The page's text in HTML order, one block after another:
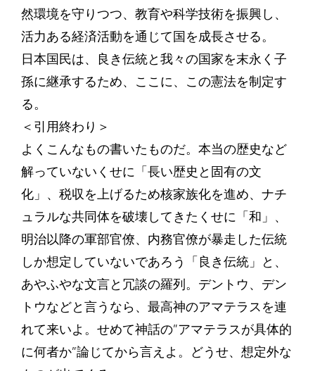
然環境を守りつつ、教育や科学技術を振興し、
活力ある経済活動を通じて国を成長させる。
日本国民は、良き伝統と我々の国家を末永く子
孫に継承するため、ここに、この憲法を制定す
る。
＜引用終わり＞
よくこんなもの書いたものだ。本当の歴史など
解っていないくせに「長い歴史と固有の文
化」、税収を上げるため核家族化を進め、ナチ
ュラルな共同体を破壊してきたくせに「和」、
明治以降の軍部官僚、内務官僚が暴走した伝統
しか想定していないであろう「良き伝統」と、
あやふやな文言と冗談の羅列。デントウ、デン
トウなどと言うなら、最高神のアマテラスを連
れて来いよ。せめて神話の”アマテラスが具体的
に何者か”論じてから言えよ。どうせ、想定外な